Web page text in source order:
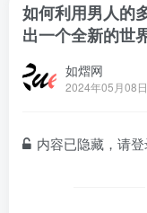
如何利用男人的
出一个全新的世
如熠网
2024年05月08
内容已隐藏，请